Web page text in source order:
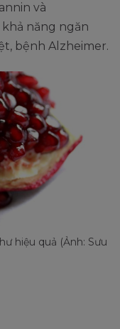
và
năng ngăn
bệnh Alzheimer.
hiệu quả (Ảnh: Sưu